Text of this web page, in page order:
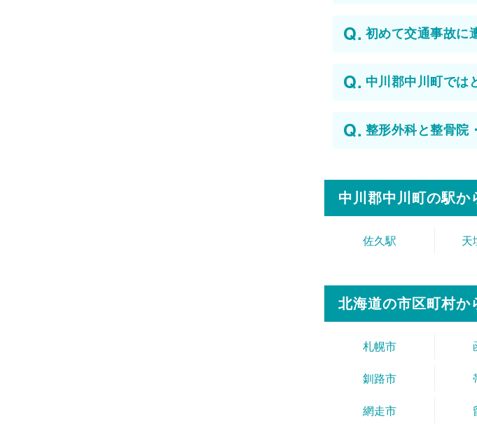
初めて交通事故に
中川郡中川町では
整形外科と整骨院
中川郡中川町の駅か
佐久駅 天
北海道の市区町村か
札幌市
釧路市
網走市